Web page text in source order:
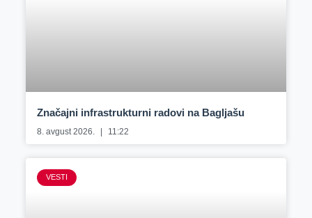
Značajni infrastrukturni radovi na Bagljašu
8. avgust 2026. 11:22
VESTI